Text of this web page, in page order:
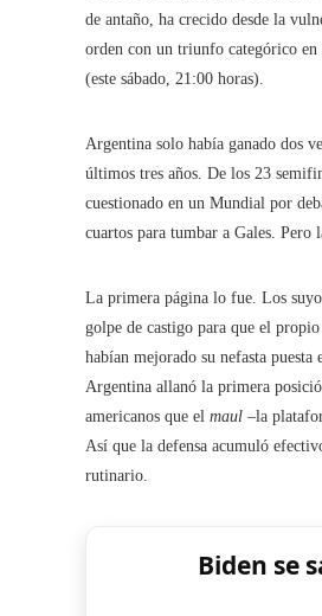
de antaño, ha crecido desde la
orden con un triunfo categórico
(este sábado, 21:00 horas).
Argentina solo había ganado dos
últimos tres años. De los 23
cuestionado en un Mundial por
cuartos para tumbar a Gales.
La primera página lo fue. Los
golpe de castigo para que el
habían mejorado su nefasta
Argentina allanó la primera
americanos que el maul –la
Así que la defensa acumuló
rutinario.
Biden se